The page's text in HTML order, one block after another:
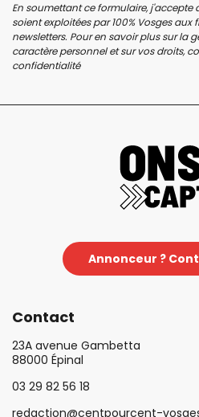
En soumettant ce formulaire, j'accepte
soient exploitées par 100% Vosges
newsletters. Pour en savoir plus sur la
caractère personnel et sur vos droits,
confidentialité
Annonceur ?
Contact
23A avenue Gambetta
88000 Épinal
03 29 82 56 18
redaction@centpourcent-